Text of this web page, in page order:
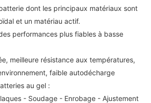
dont les principaux matériaux sont
et un matériau actif.
performances plus fiables à basse
meilleure résistance aux températures,
faible autodécharge
au gel :
- Soudage - Enrobage - Ajustement